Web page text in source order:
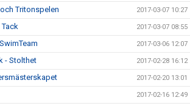
Tritonspelen 2017-03-07 10:27
2017-03-07 08:55
2017-03-06 12:07
- Stolthet 2017-02-28 16:12
2017-02-20 13:01
2017-02-16 12:49